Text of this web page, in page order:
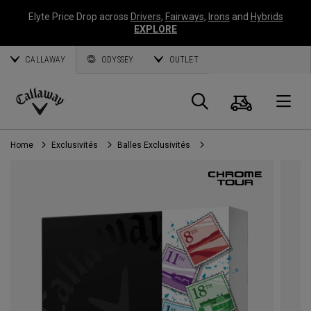
Elyte Price Drop across Drivers, Fairways, Irons and Hybrids
EXPLORE
CALLAWAY ODYSSEY OUTLET
Callaway
Golf
Panier
Home Exclusivités Balles Exclusivités